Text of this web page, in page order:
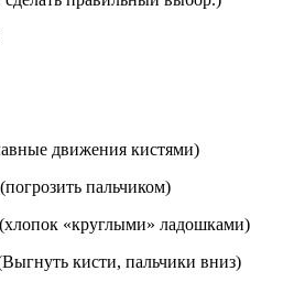
движения кистями)
пальчиком)
«круглыми» ладошками)
кисти, пальчики вниз)